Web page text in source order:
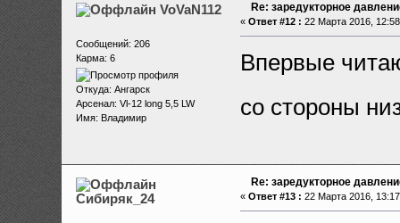
VoVaN112
Сообщений: 206
Карма: 6
Откуда: Ангарск
Арсенал: Vl-12 long 5,5 LW
Имя: Владимир
Re: заредукторное
« Ответ #12 : 22 Марта 2016,
Впервые
со стороны
Сибиряк_24
Re: заредукторное
« Ответ #13 : 22 Марта 2016,